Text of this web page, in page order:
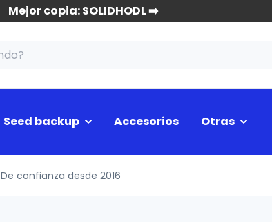
Mejor copia: SOLIDHODL ➡️
Seed backup Accesorios Otras
De confianza desde 2016